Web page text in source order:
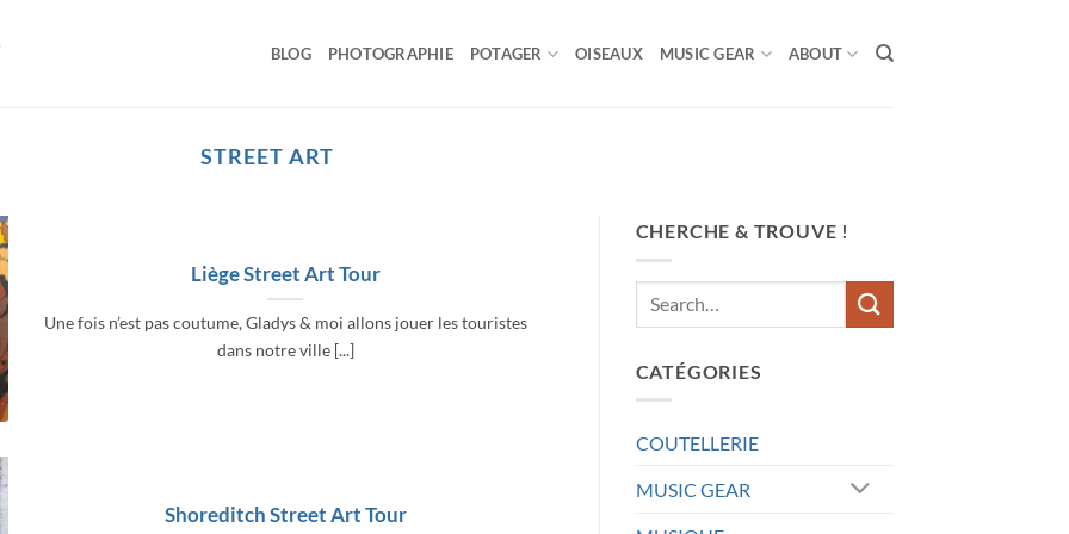
BLOG PHOTOGRAPHIE POTAGER OISEAUX MUSIC GEAR ABOUT
STREET ART
Liège Street Art Tour
Une fois n’est pas coutume, Gladys & moi allons jouer les touristes
dans notre ville [...]
Shoreditch Street Art Tour
CHERCHE & TROUVE !
CATÉGORIES
COUTELLERIE
MUSIC GEAR